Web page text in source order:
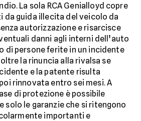
La sola RCA Genialloyd copre
da guida illecita del veicolo da
autorizzazione e risarcisce
danni agli interni dell’auto
di persone ferite in un incidente
la rinuncia alla rivalsa se
e la patente risulta
rinnovata entro sei mesi. A
di protezione è possibile
solo le garanzie che si ritengono
importanti e